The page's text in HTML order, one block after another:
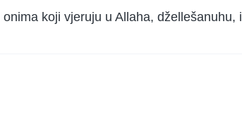
koji vjeruju u Allaha, džellešanuhu, i